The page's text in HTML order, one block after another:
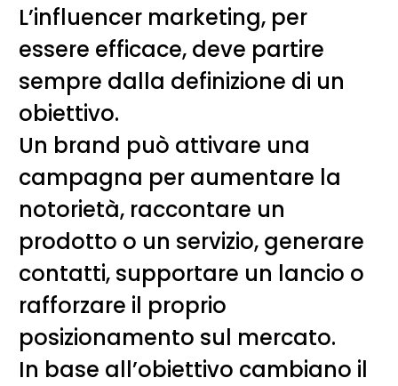
L’influencer marketing, per
essere efficace, deve partire
sempre dalla definizione di un
obiettivo.
Un brand può attivare una
campagna per aumentare la
notorietà, raccontare un
prodotto o un servizio, generare
contatti, supportare un lancio o
rafforzare il proprio
posizionamento sul mercato.
In base all’obiettivo cambiano il